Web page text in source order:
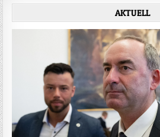
AKTUELL